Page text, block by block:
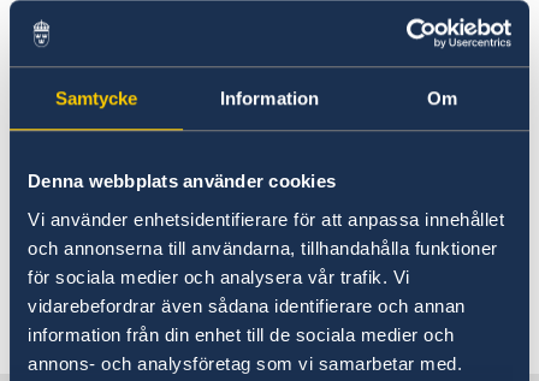
Samtycke Information Om
Denna webbplats använder cookies
Vi använder enhetsidentifierare för att anpassa innehållet
och annonserna till användarna, tillhandahålla funktioner
för sociala medier och analysera vår trafik. Vi
vidarebefordrar även sådana identifierare och annan
information från din enhet till de sociala medier och
annons- och analysföretag som vi samarbetar med.
Anmäl handelshinder
Röstmottagning EU-Val 2024
ArtNexus
Regeringen har beslutat att helt
upphäva inreseförbudet till Sverige
från och med den 1 april 2022. Krav på
att visa upp vaccinations- och testintyg
vid inresa till Sverige tas också bort.
Viseringsansökan ska göras genom något av
Embassy of Germany in Yerevan.
Senast uppdaterad 31 mars 2022, 16.12